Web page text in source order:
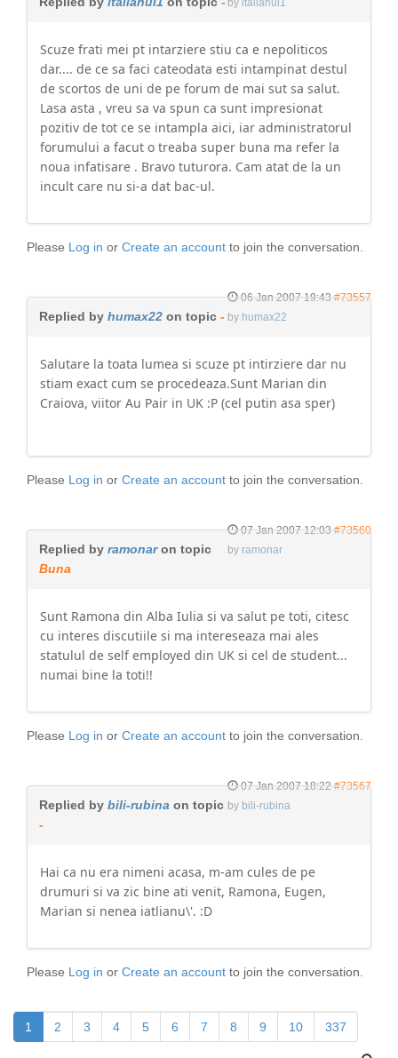
by italianul1
Scuze frati mei pt intarziere stiu ca e nepoliticos
dar.... de ce sa faci cateodata esti intampinat destul
de scortos de uni de pe forum de mai sut sa salut.
Lasa asta , vreu sa va spun ca sunt impresionat
pozitiv de tot ce se intampla aici, iar administratorul
forumului a facut o treaba super buna ma refer la
noua infatisare . Bravo tuturora. Cam atat de la un
incult care nu si-a dat bac-ul.
Please Log in or Create an account to join the conversation.
06 Jan 2007 19:43 #73557
by humax22
Replied by humax22 on topic -
Salutare la toata lumea si scuze pt intirziere dar nu
stiam exact cum se procedeaza.Sunt Marian din
Craiova, viitor Au Pair in UK :P (cel putin asa sper)
Please Log in or Create an account to join the conversation.
07 Jan 2007 12:03 #73560
by ramonar
Replied by ramonaron topic
Buna
Sunt Ramona din Alba Iulia si va salut pe toti, citesc
cu interes discutiile si ma intereseaza mai ales
statulul de self employed din UK si cel de student...
numai bine la toti!!
Please Log in or Create an account to join the conversation.
07 Jan 2007 18:22 #73567
by bili-rubina
Replied by bili-rubina on topic
-
Hai ca nu era nimeni acasa, m-am cules de pe
drumuri si va zic bine ati venit, Ramona, Eugen,
Marian si nenea iatlianu\'. :D
Please Log in or Create an account to join the conversation.
1 2 3 4 5 6 7 8 9 10 337